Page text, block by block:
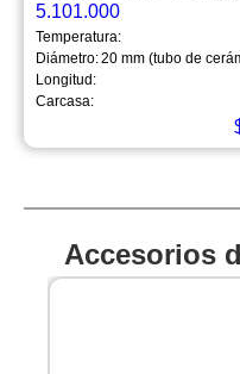
5.101.000
Temperatura:
Diámetro:20 mm (tubo de
Longitud:
Carcasa:
Accesorios